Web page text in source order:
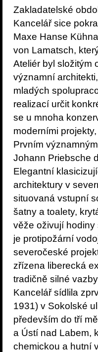
Zakladatelské
Kancelář sice
Maxe Hanse
von Lamatsch,
Ateliér byl složitým
významní
mladých
realizací určit
se u mnoha
moderními
Prvním
Johann Priebsche
Elegantní
architektury v
situovaná vstupní
šatny a toalety,
věže oživují hodiny
je protipožární
severočeské
zřízena liberecká
tradičně silné
Kancelář sídlila
1931) v Sokolské
především do tří
a Ústí nad Labem,
chemickou a hutní